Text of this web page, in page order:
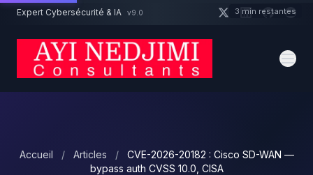
Aller au contenu principal
Expert Cybersécurité & IA v9.0
Accueil / Articles /
CVE-2026-20182 : Cisco SD-WAN —
bypass auth CVSS 10.0, CISA
Un projet cybersécurité ? 3 min restantes